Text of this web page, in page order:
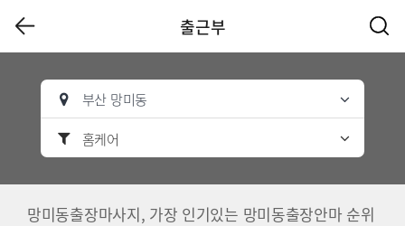
출근부
부산 망미동
홈케어
망미동출장마사지, 가장 인기있는 망미동출장안마 순위